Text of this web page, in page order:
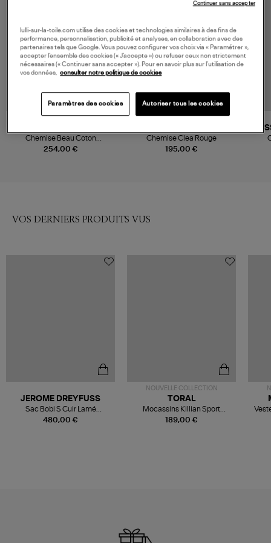
254,00 €
Chemise Beau Coton
Clambake Red
195,00 €
Chemise Clea Rouge
VOS DERNIERS PRODUITS VUS
480,00 €
JEROME DREYFUSS
Sac Bobi S Cuir Lamé
Champagne
NOUVELLE COLLECTION
189,00 €
TORAL
Mocassins Killian Sport
Mousse
lulli-sur-la-toile.com utilise des cookies et technologies similaires à des fins de
performance, personnalisation, publicité et analyses, en collaboration avec des
partenaires tels que Google. Vous pouvez configurer vos choix via « Paramétrer »,
accepter l’ensemble des cookies (« J’accepte ») ou refuser ceux non strictement
nécessaires (« Continuer sans accepter »). Pour en savoir plus sur l’utilisation de
vos données, consulter notre politique de cookies
Paramètres des cookies Autoriser tous les cookies
Continuer sans accepter